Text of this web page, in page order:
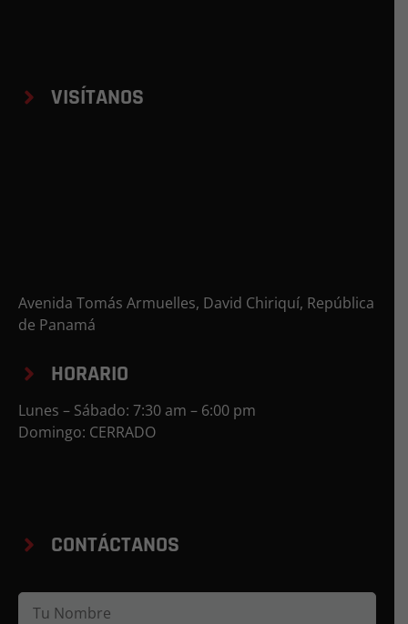
VISÍTANOS
Avenida Tomás Armuelles, David Chiriquí, República
de Panamá
HORARIO
Lunes – Sábado: 7:30 am – 6:00 pm
Domingo: CERRADO
CONTÁCTANOS